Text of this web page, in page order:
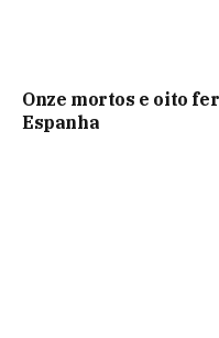
Onze mortos e oito
Espanha